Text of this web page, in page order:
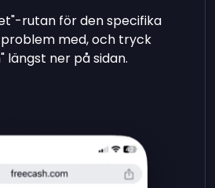
rutan för den specifika
med, och tryck
längst ner på sidan.